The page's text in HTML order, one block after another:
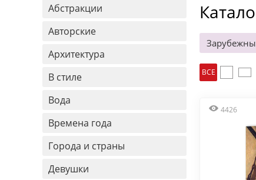
Абстракции
Авторские
Архитектура
В стиле
Вода
Времена года
Города и страны
Девушки
ВСЕ
4426